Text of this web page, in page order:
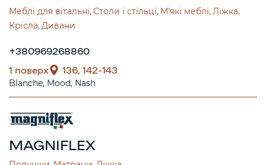
Меблі для вітальні Столи і стільці М'які меблі Ліжка
Крісла Дивани
+380969268860
1 поверх
136, 142-143
Blanche Mood Nash
MAGNIFLEX